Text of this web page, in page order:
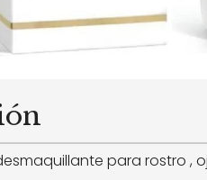
para rostro ,